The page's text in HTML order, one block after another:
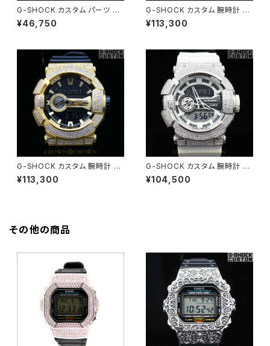
G-SHOCK カスタム パーツ カ
シオーク GA2100 シリ-ズ PAR
TS-002
¥46,750
G-SHOCK カスタム 腕時計 G
A-400GB-1A4 カスタム GA4
00-003
¥113,300
G-SHOCK カスタム 腕時計 G
A400-002
¥113,300
G-SHOCK カスタム 腕時計 G
A400-001
¥104,500
その他の商品